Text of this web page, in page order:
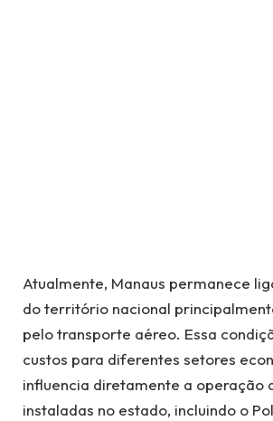
Atualmente, Manaus permanece
do território nacional
pelo transporte aéreo. Essa
custos para diferentes setores
influencia diretamente a operação
instaladas no estado, incluindo o